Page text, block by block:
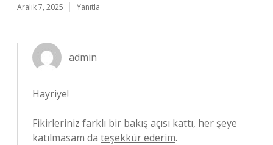
Aralık 7, 2025 Yanıtla
admin
Hayriye!
Fikirleriniz farklı bir bakış açısı kattı, her şeye
katılmasam da teşekkür ederim.